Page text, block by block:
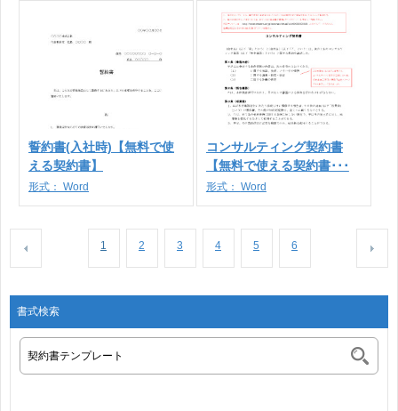
誓約書(入社時)【無料で使
える契約書】
形式： Word
コンサルティング契約書
【無料で使える契約書･･･
形式： Word
1 2 3 4 5 6
書式検索